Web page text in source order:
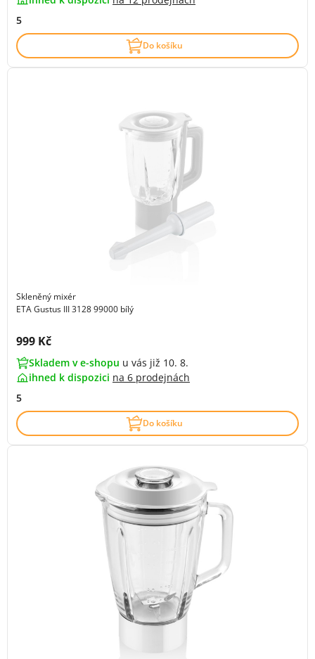
5
Do košíku
Skleněný mixér
ETA Gustus III 3128 99000 bílý
Cena s DPH:
999 Kč
Skladem v e-shopu u vás již 10. 8.
ihned k dispozici na 6 prodejnách
5
Do košíku